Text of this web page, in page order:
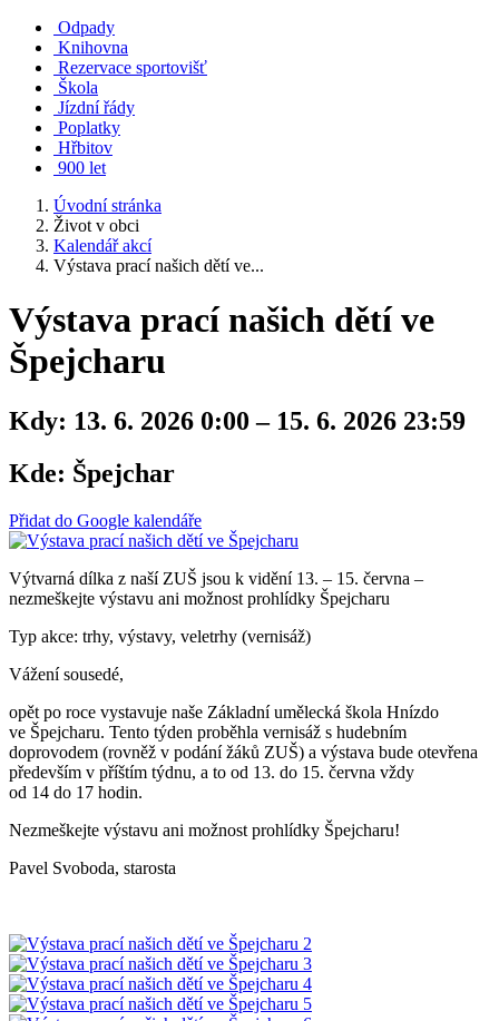
Odpady
Knihovna
Rezervace sportovišť
Škola
Jízdní řády
Poplatky
Hřbitov
900 let
Úvodní stránka
Život v obci
Kalendář akcí
​​​​​​​Výstava prací našich dětí ve...
​​​​​​​Výstava prací našich dětí ve
Špejcharu
Kdy: 13. 6. 2026 0:00 – 15. 6. 2026 23:59
Kde: Špejchar
Přidat do Google kalendáře
Výtvarná dílka z naší ZUŠ jsou k vidění 13. – 15. června –
nezmeškejte výstavu ani možnost prohlídky Špejcharu
Typ akce: trhy, výstavy, veletrhy (vernisáž)
Vážení sousedé,
opět po roce vystavuje naše Základní umělecká škola Hnízdo
ve Špejcharu. Tento týden proběhla vernisáž s hudebním
doprovodem (rovněž v podání žáků ZUŠ) a výstava bude otevřena
především v příštím týdnu, a to od 13. do 15. června vždy
od 14 do 17 hodin.
Nezmeškejte výstavu ani možnost prohlídky Špejcharu!
Pavel Svoboda, starosta